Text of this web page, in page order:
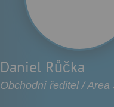
Daniel Růčka
Obchodní ředitel / Area